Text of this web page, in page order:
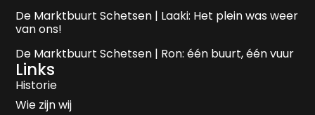
De Marktbuurt Schetsen | Laaki: Het plein was weer
van ons!
De Marktbuurt Schetsen | Ron: één buurt, één vuur
Links
Historie
Wie zijn wij